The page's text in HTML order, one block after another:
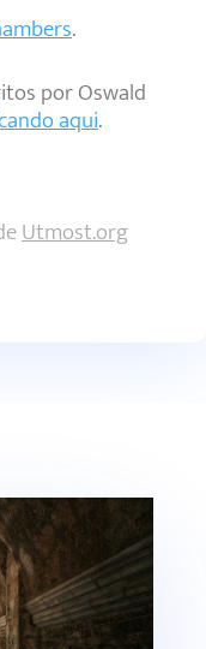
.
por Oswald
aqui.
Utmost.org